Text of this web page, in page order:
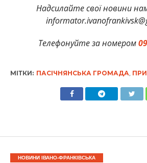
Надсилайте свої новини
Телефонуйте за номером
МІТКИ: ПАСІЧНЯНСЬКА ГРОМАДА
НОВИНИ ІВАНО-ФРАНКІВСЬКА